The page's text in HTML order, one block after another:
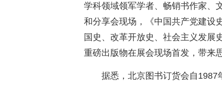
学科领域领军学者、畅销书作家、
和分享会现场，《中国共产党建设
国史、改革开放史、社会主义发展
重磅出版物在展会现场首发，带来
据悉，北京图书订货会自1987